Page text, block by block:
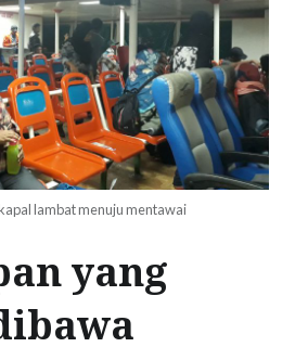
lambat menuju mentawai
yang